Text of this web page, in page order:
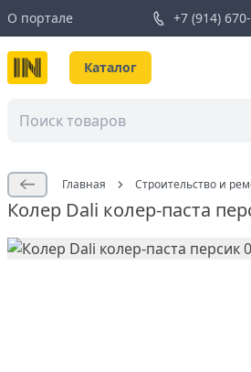
О портале +7 (914)
Каталог
Главная Строительство и
Колер Dali колер-паста